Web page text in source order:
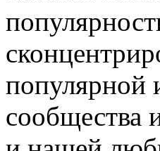
популярной
сообщества